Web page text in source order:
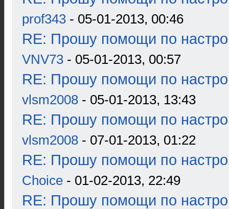
prof343 - 05-01-2013, 00:46
RE: Прошу помощи по
VNV73 - 05-01-2013, 00:57
RE: Прошу помощи по
vlsm2008 - 05-01-2013, 13:43
RE: Прошу помощи по
vlsm2008 - 07-01-2013, 01:22
RE: Прошу помощи по
Choice - 01-02-2013, 22:49
RE: Прошу помощи по